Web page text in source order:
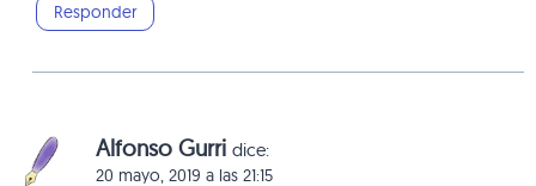
Responder
Alfonso Gurri dice:
20 mayo, 2019 a las 21:15